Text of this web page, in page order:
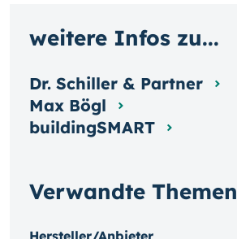
Verwandte Themen
weitere Infos zu...
Dr. Schiller & Partner
Max Bögl
buildingSMART